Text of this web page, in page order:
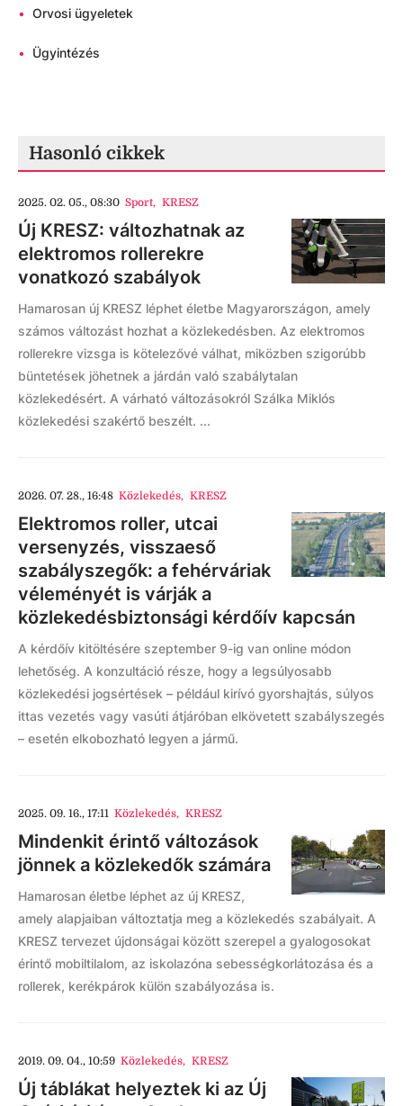
• Orvosi ügyeletek
• Ügyintézés
Hasonló cikkek
2025. 02. 05., 08:30 Sport, KRESZ
Új KRESZ: változhatnak az
elektromos rollerekre
vonatkozó szabályok
Hamarosan új KRESZ léphet életbe Magyarországon, amely
számos változást hozhat a közlekedésben. Az elektromos
rollerekre vizsga is kötelezővé válhat, miközben szigorúbb
büntetések jöhetnek a járdán való szabálytalan
közlekedésért. A várható változásokról Szálka Miklós
közlekedési szakértő beszélt. ...
2026. 07. 28., 16:48 Közlekedés, KRESZ
Elektromos roller, utcai
versenyzés, visszaeső
szabályszegők: a fehérváriak
véleményét is várják a
közlekedésbiztonsági kérdőív kapcsán
A kérdőív kitöltésére szeptember 9-ig van online módon
lehetőség. A konzultáció része, hogy a legsúlyosabb
közlekedési jogsértések – például kirívó gyorshajtás, súlyos
ittas vezetés vagy vasúti átjáróban elkövetett szabályszegés
– esetén elkobozható legyen a jármű.
2025. 09. 16., 17:11 Közlekedés, KRESZ
Mindenkit érintő változások
jönnek a közlekedők számára
Hamarosan életbe léphet az új KRESZ,
amely alapjaiban változtatja meg a közlekedés szabályait. A
KRESZ tervezet újdonságai között szerepel a gyalogosokat
érintő mobiltilalom, az iskolazóna sebességkorlátozása és a
rollerek, kerékpárok külön szabályozása is.
2019. 09. 04., 10:59 Közlekedés, KRESZ
Új táblákat helyeztek ki az Új